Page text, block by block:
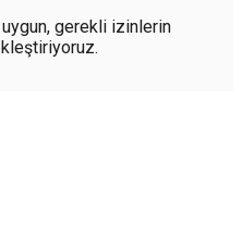
uygun, gerekli izinlerin